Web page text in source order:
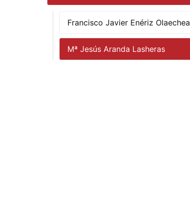
Francisco Javier Enériz Olaechea
Mª Jesús Aranda Lasheras